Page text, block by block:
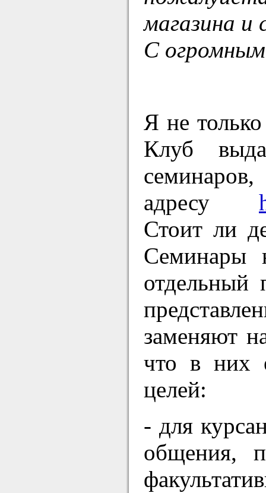
магазина и
С
Я не
Клуб
адресу
Стоит ли
Семинары
отдельный
заменяют
что в них
целей:
- для
общения,